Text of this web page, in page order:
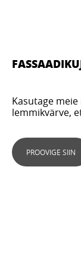
Kasutage
lemmikvärve,
PROOVIGE SIIN